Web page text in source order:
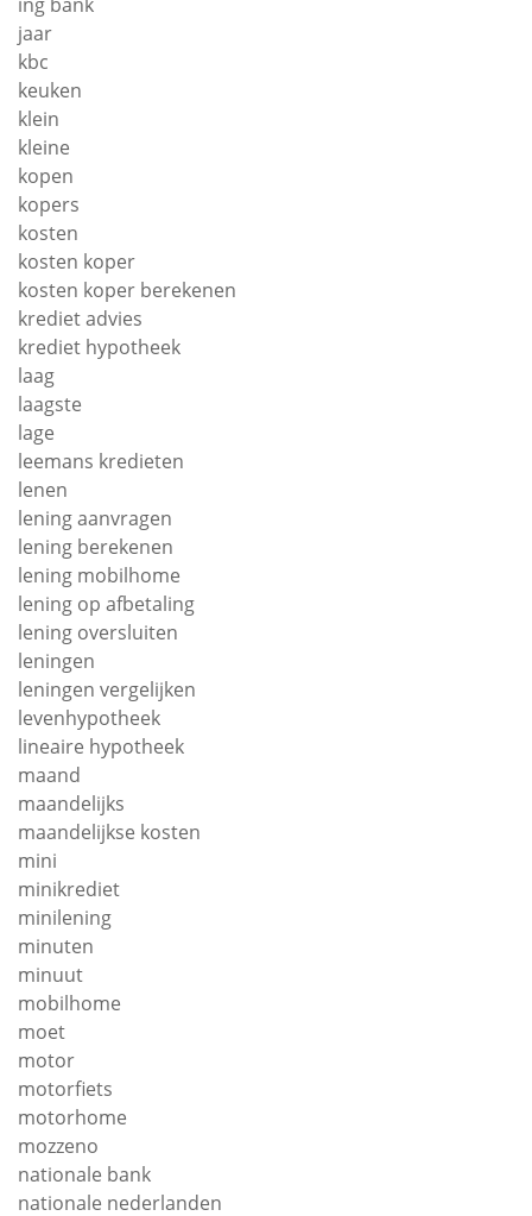
jaar
kbc
keuken
klein
kleine
kopen
kopers
kosten
kosten koper
kosten koper berekenen
krediet advies
krediet hypotheek
laag
laagste
lage
leemans kredieten
lenen
lening aanvragen
lening berekenen
lening mobilhome
lening op afbetaling
lening oversluiten
leningen
leningen vergelijken
levenhypotheek
lineaire hypotheek
maand
maandelijks
maandelijkse kosten
mini
minikrediet
minilening
minuten
minuut
mobilhome
moet
motor
motorfiets
motorhome
mozzeno
nationale bank
nationale nederlanden